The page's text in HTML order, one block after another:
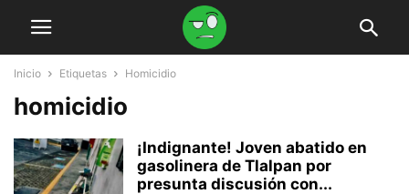
Inicio Etiquetas Homicidio
homicidio
¡Indignante! Joven abatido en
gasolinera de Tlalpan por
presunta discusión con...